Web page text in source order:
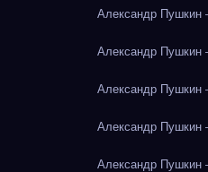
Александр Пушкин
Александр Пушкин
Александр Пушкин
Александр Пушкин
Александр Пушкин